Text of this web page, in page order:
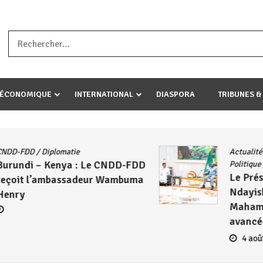
umariye umuryango wawe canke igihugu cakwibarutse
INTERNATIONAL DIASPORA TRIBUNES
/
avec
les
CNDD-FDD/Guerre
Géopolitique/Histoire/ Politique
Burundi / Afrique du Sud :
et le CNDD-FDD, face à la
Colonialité « la Croix et la